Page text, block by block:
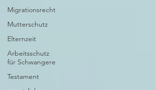
Migrationsrecht
Mutterschutz
Elternzeit
Arbeitsschutz
für Schwangere
Testament